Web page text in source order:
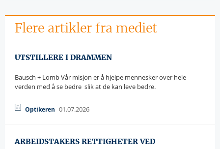
Flere artikler fra mediet
UTSTILLERE I DRAMMEN
Bausch + Lomb Vår misjon er å hjelpe mennesker over hele
verden med å se bedre  slik at de kan leve bedre.
Optikeren 01.07.2026
ARBEIDSTAKERS RETTIGHETER VED